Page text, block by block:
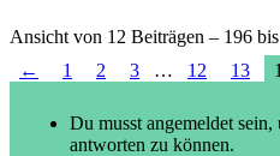
Ansicht von 12 Beiträgen – 196
←
1 2 3 … 12 13
Du musst angemeldet sein,
antworten zu können.